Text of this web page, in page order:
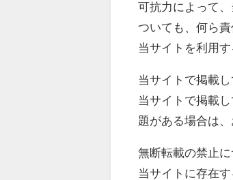
可抗力によって
ついても、何ら責
当サイトを利用
当サイトで掲載
当サイトで掲載
題がある場合は
無断転載の禁止に
当サイトに存在